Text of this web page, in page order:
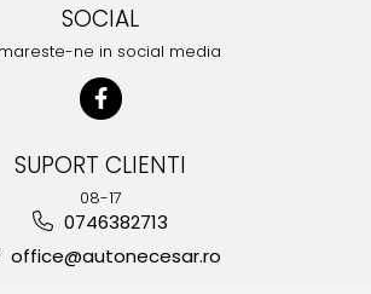
SOCIAL
ne in social media
SUPORT CLIENTI
08-17
0746382713
office@autonecesar.ro